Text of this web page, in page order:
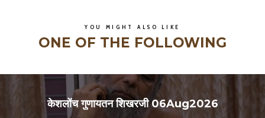
YOU MIGHT ALSO LIKE
ONE OF THE FOLLOWING
केशलोंच गुणायतन शिखरजी 06Aug2026